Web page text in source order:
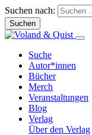
Suchen nach:
Suche
Autor*innen
Bücher
Merch
Veranstaltungen
Blog
Verlag
Über den Verlag